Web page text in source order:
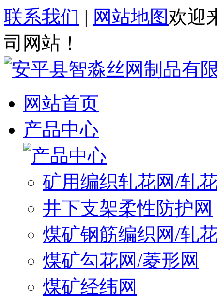
联系我们 | 网站地图欢迎
司网站！
网站首页
产品中心
矿用编织轧花网/轧
井下支架柔性防护网
煤矿钢筋编织网/轧
煤矿勾花网/菱形网
煤矿经纬网